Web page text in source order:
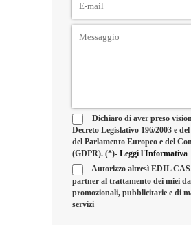
Dichiaro di aver preso
Decreto Legislativo 196/2003 e
del Parlamento Europeo e del
(GDPR). (*)- Leggi l'Informativa
Autorizzo altresì EDIL
partner al trattamento dei miei
promozionali, pubblicitarie e di
servizi